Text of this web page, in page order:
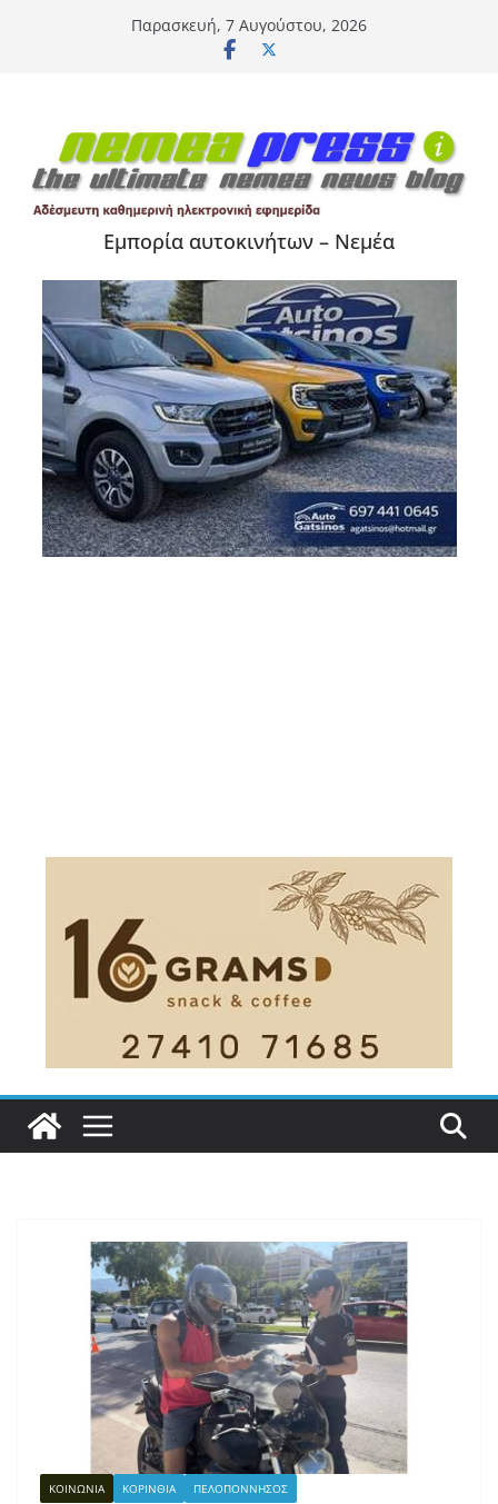
Παρασκευή, 7 Αυγούστου, 2026
Εμπορία αυτοκινήτων – Νεμέα
ΚΟΙΝΩΝΙΑ ΚΟΡΙΝΘΙΑ ΠΕΛΟΠΟΝΝΗΣΟΣ